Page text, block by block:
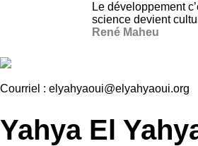
Le développement
science devient
René Maheu
Courriel : elyahyaoui@elyahyaoui.org
Yahya El